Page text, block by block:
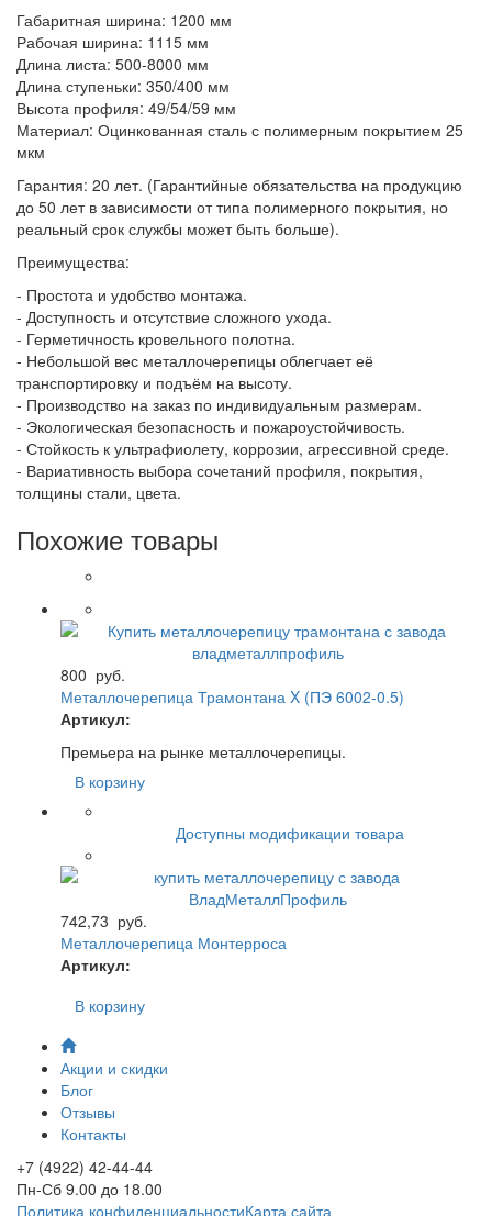
Габаритная ширина: 1200 мм
Рабочая ширина: 1115 мм
Длина листа: 500-8000 мм
Длина ступеньки: 350/400 мм
Высота профиля: 49/54/59 мм
Материал: Оцинкованная сталь с полимерным покрытием 25
мкм
Гарантия: 20 лет. (Гарантийные обязательства на продукцию
до 50 лет в зависимости от типа полимерного покрытия, но
реальный срок службы может быть больше).
Преимущества:
- Простота и удобство монтажа.
- Доступность и отсутствие сложного ухода.
- Герметичность кровельного полотна.
- Небольшой вес металлочерепицы облегчает её
транспортировку и подъём на высоту.
- Производство на заказ по индивидуальным размерам.
- Экологическая безопасность и пожароустойчивость.
- Стойкость к ультрафиолету, коррозии, агрессивной среде.
- Вариативность выбора сочетаний профиля, покрытия,
толщины стали, цвета.
Похожие товары
800 руб.
Металлочерепица Трамонтана X (ПЭ 6002-0.5)
Артикул:
Премьера на рынке металлочерепицы.
В корзину
Доступны модификации товара
742,73 руб.
Металлочерепица Монтерроса
Артикул:
В корзину
Акции и скидки
Блог
Отзывы
Контакты
+7 (4922) 42-44-44
Пн-Сб 9.00 до 18.00
Политика конфиденциальностиКарта сайта